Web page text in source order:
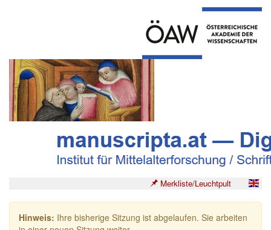
Merkliste/Leuchtpult
Hinweis: Ihre bisherige Sitzung ist abgelaufen. Sie arbeiten